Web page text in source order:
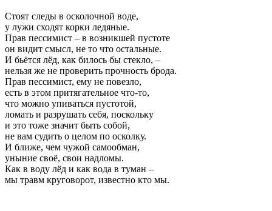
Стоят следы в осколочной воде,
у лужи сходят корки ледяные.
Прав пессимист – в возникшей пустоте
он видит смысл, не то что остальные.
И бьётся лёд, как билось бы стекло, –
нельзя же не проверить прочность брода.
Прав пессимист, ему не повезло,
есть в этом притягательное что-то,
что можно упиваться пустотой,
ломать и разрушать себя, поскольку
и это тоже значит быть собой,
не вам судить о целом по осколку.
И ближе, чем чужой самообман,
уныние своё, свои надломы.
Как в воду лёд и как вода в туман –
мы травм круговорот, известно кто мы.